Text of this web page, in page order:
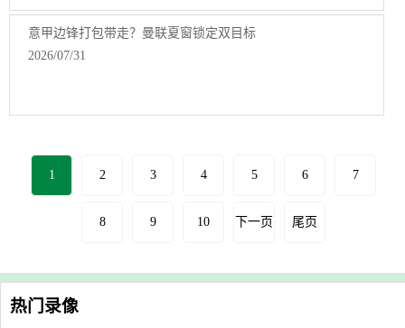
意甲边锋打包带走？曼联夏窗锁定双目标
2026/07/31
1 2 3 4 5 6 7
8 9 10 下一页 尾页
热门录像